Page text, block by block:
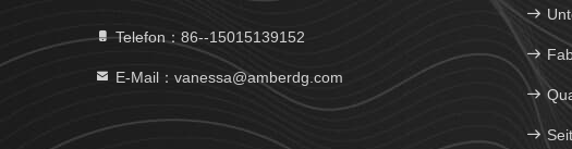
Telefon：86--15015139152
E-Mail：vanessa@amberdg.com